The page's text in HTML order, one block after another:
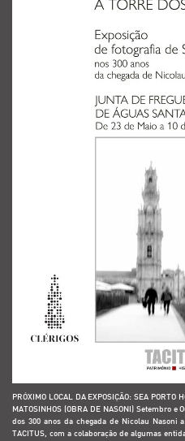
PRÓXIMO LOCAL DA EXPOSIÇÃO: SEA PORTO
MATOSINHOS (OBRA DE NASONI) Setembro
dos 300 anos da chegada de Nicolau Nasoni
TACITUS, com a colaboração de algumas